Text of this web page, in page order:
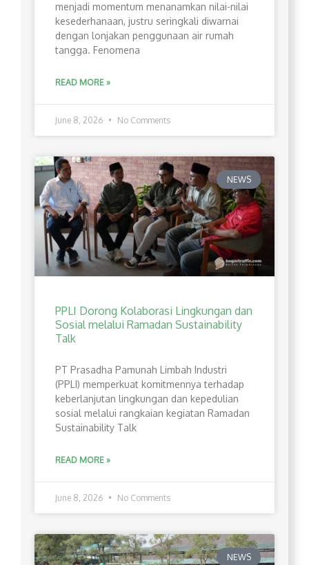
menjadi momentum menanamkan nilai-nilai
kesederhanaan, justru seringkali diwarnai
dengan lonjakan penggunaan air rumah
tangga. Fenomena
READ MORE »
June 8, 2026 No Comments
NEWS
PPLI Dorong Kolaborasi Lingkungan dan
Sosial melalui Ramadan Sustainability
Talk
PT Prasadha Pamunah Limbah Industri
(PPLI) memperkuat komitmennya terhadap
keberlanjutan lingkungan dan kepedulian
sosial melalui rangkaian kegiatan Ramadan
Sustainability Talk
READ MORE »
June 8, 2026 No Comments
NEWS